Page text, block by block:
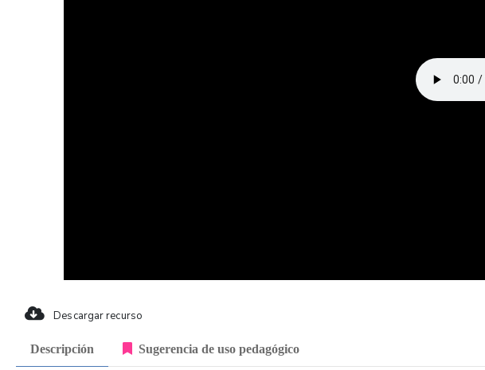
Descargar recurso
Descripción Sugerencia de uso pedagógico